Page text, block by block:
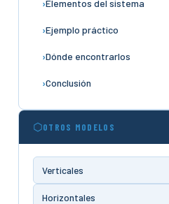
Elementos del sistema
Ejemplo práctico
Dónde encontrarlos
Conclusión
OTROS MODELOS
Verticales
Horizontales